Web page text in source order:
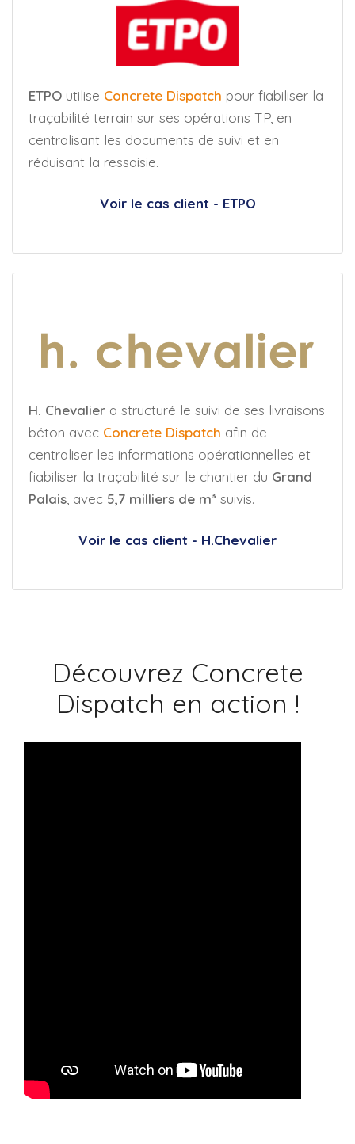
ETPO utilise Concrete Dispatch pour fiabiliser la
traçabilité terrain sur ses opérations TP, en
centralisant les documents de suivi et en
réduisant la ressaisie.
Voir le cas client - ETPO
H. Chevalier a structuré le suivi de ses livraisons
béton avec Concrete Dispatch afin de
centraliser les informations opérationnelles et
fiabiliser la traçabilité sur le chantier du Grand
Palais , avec 5,7 milliers de m³ suivis.
Voir le cas client - H.Chevalier
Découvrez Concrete
Dispatch en action !